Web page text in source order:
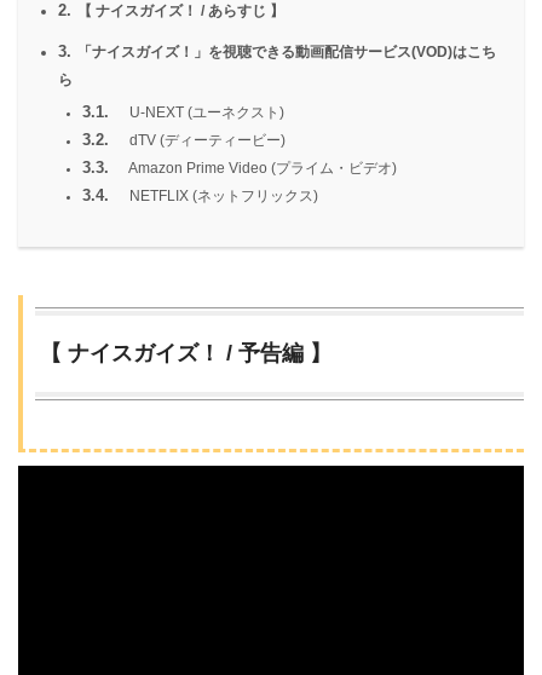
2. 【 ナイスガイズ！ / あらすじ 】
3.
「ナイスガイズ！」を視聴できる動画配信サービス(VOD)はこち
ら
3.1.
U-NEXT (ユーネクスト)
3.2. dTV (ディーティービー)
3.3. Amazon Prime Video (プライム・ビデオ)
3.4. NETFLIX (ネットフリックス)
【 ナイスガイズ！ / 予告編 】